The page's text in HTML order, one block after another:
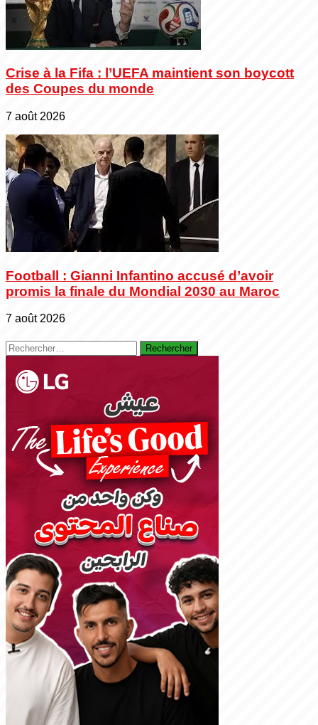
Crise à la Fifa : l’UEFA maintient son boycott
des Coupes du monde
7 août 2026
Football : Gianni Infantino accusé d’avoir
promis la finale du Mondial 2030 au Maroc
7 août 2026
Rechercher :